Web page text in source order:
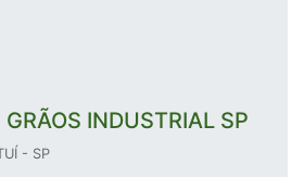
INDUSTRIAL SP
- SP